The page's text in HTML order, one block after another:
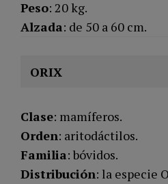
Peso: 20 kg.
Alzada: de 50 a 60 cm.
ORIX
Clase: mamíferos.
Orden: aritodáctilos.
Familia: bóvidos.
Distribución: la especie